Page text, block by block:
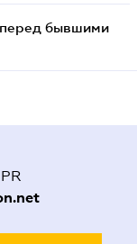
перед бывшими